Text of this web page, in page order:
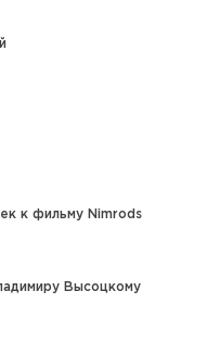
к фильму Nimrods
Высоцкому